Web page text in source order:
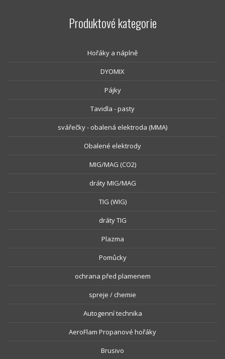
Produktové kategorie
Hořáky a náplně
DYOMIX
Pájky
Tavidla - pasty
svářečky - obalená elektroda (MMA)
Obalené elektrody
MIG/MAG (CO2)
dráty MIG/MAG
TIG (WIG)
dráty TIG
Plazma
Pomůcky
ochrana před plamenem
spreje / chemie
Autogenní technika
AeroFlam Propanové hořáky
Brusivo